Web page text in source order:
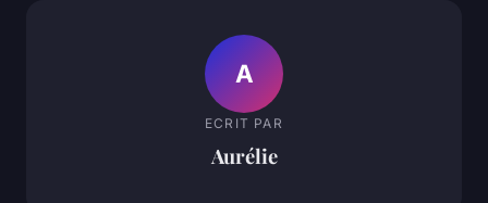
A
ECRIT PAR
Aurélie